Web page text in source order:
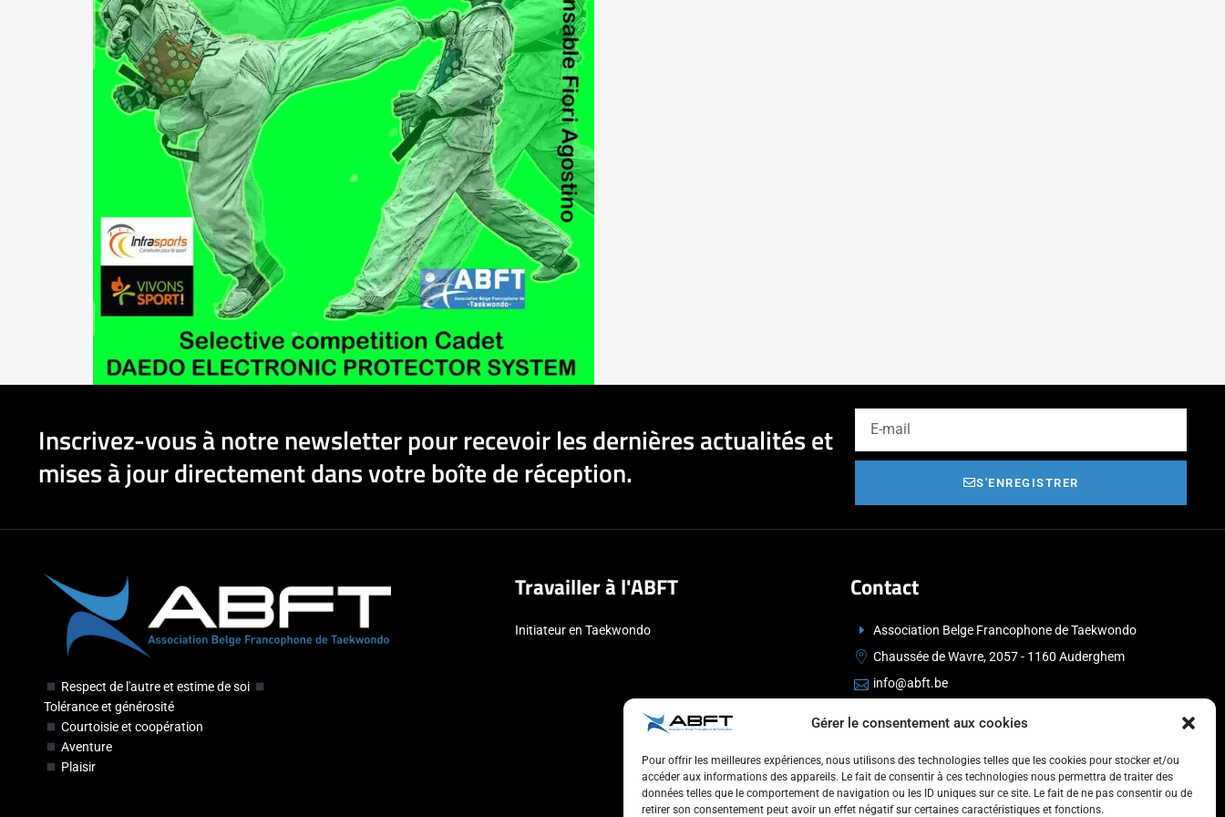
Gérer le consentement aux cookies
Pour offrir les meilleures expériences, nous utilisons des technologies telles que les cookies pour stocker et/ou
accéder aux informations des appareils. Le fait de consentir à ces technologies nous permettra de traiter des
données telles que le comportement de navigation ou les ID uniques sur ce site. Le fait de ne pas consentir ou de
retirer son consentement peut avoir un effet négatif sur certaines caractéristiques et fonctions.
Inscrivez-vous à notre newsletter pour recevoir les dernières actualités et
mises à jour directement dans votre boîte de réception.
S'ENREGISTRER
Respect de l'autre et estime de soi
Tolérance et générosité
Courtoisie et coopération
Aventure
Plaisir
Travailler à l'ABFT
Initiateur en Taekwondo
Contact
Association Belge Francophone de Taekwondo
Chaussée de Wavre, 2057 - 1160 Auderghem
info@abft.be